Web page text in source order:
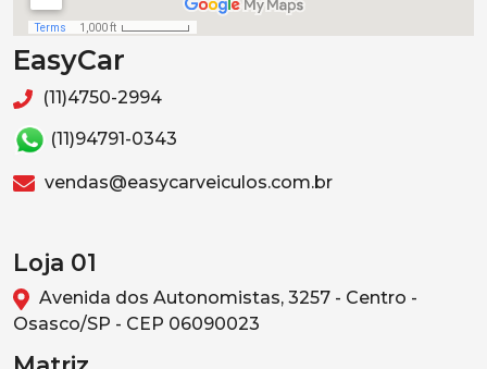
EasyCar
(11)4750-2994
(11)94791-0343
vendas@easycarveiculos.com.br
Loja 01
Avenida dos Autonomistas, 3257 - Centro -
Osasco/SP - CEP 06090023